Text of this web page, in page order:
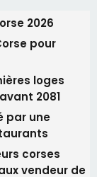
pour
loges
2081
par une
corses
vendeur de